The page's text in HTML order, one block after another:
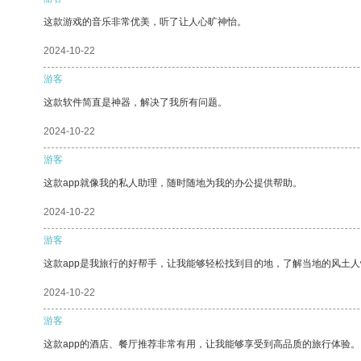
这款游戏的音乐非常优美，听了让人心旷神怡。
2024-10-22
游客
这款软件简直是神器，解决了我所有问题。
2024-10-22
游客
这款app就像我的私人助理，随时随地为我的办公提供帮助。
2024-10-22
游客
这款app是我旅行的好帮手，让我能够轻松找到目的地，了解当地的风土
2024-10-22
游客
这款app的酒店、餐厅推荐非常有用，让我能够享受到高品质的旅行体验。